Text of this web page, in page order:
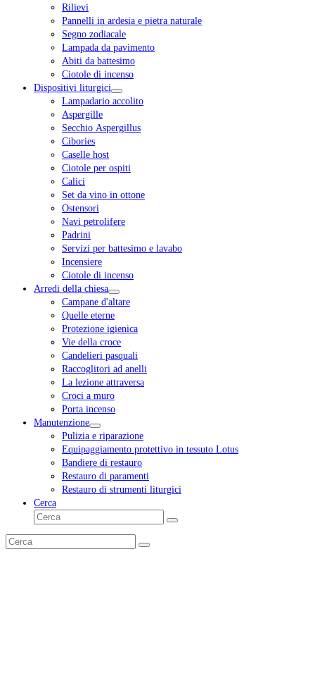
Rilievi
Pannelli in ardesia e pietra naturale
Segno zodiacale
Lampada da pavimento
Abiti da battesimo
Ciotole di incenso
Dispositivi liturgici
Lampadario accolito
Aspergille
Secchio Aspergillus
Cibories
Caselle host
Ciotole per ospiti
Calici
Set da vino in ottone
Ostensori
Navi petrolifere
Padrini
Servizi per battesimo e lavabo
Incensiere
Ciotole di incenso
Arredi della chiesa
Campane d'altare
Quelle eterne
Protezione igienica
Vie della croce
Candelieri pasquali
Raccoglitori ad anelli
La lezione attraversa
Croci a muro
Porta incenso
Manutenzione
Pulizia e riparazione
Equipaggiamento protettivo in tessuto Lotus
Bandiere di restauro
Restauro di paramenti
Restauro di strumenti liturgici
Cerca
Cerca
Invia
Cerca
Invia